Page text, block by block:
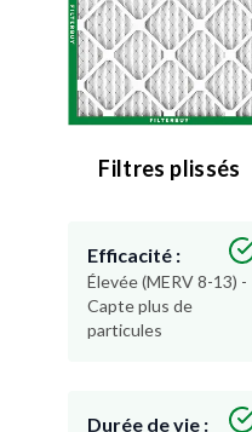
Filtres plissés
Efficacité :
Élevée (MERV 8-13) -
Capte plus de
particules
Durée de vie :